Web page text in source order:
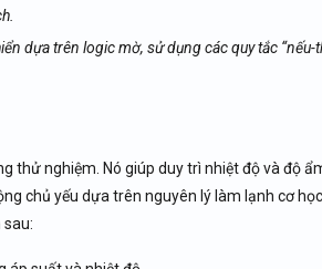
dựa trên logic mờ, sử dụng các quy tắc “nếu-
thử nghiệm. Nó giúp duy trì nhiệt độ và độ
chủ yếu dựa trên nguyên lý làm lạnh cơ